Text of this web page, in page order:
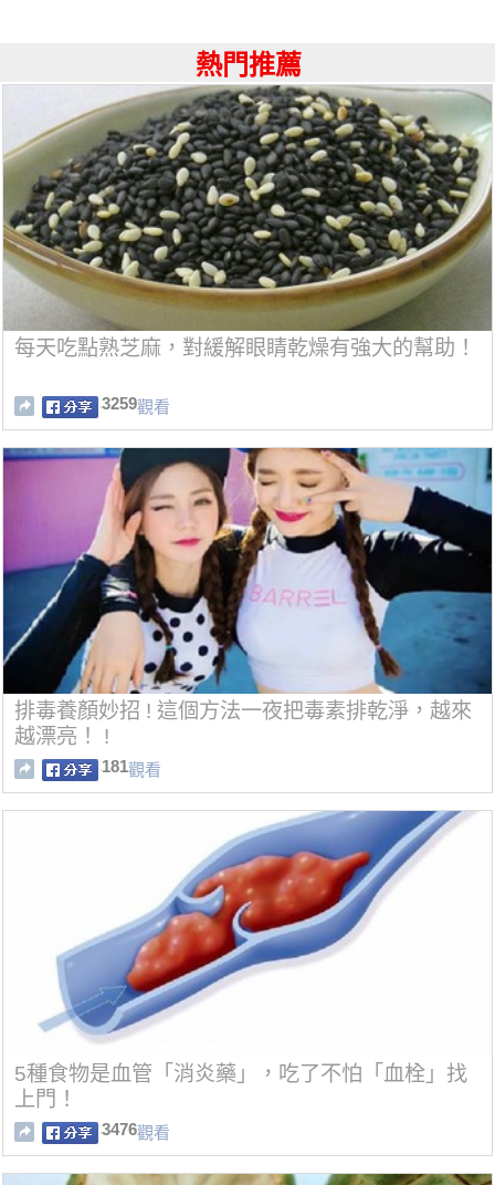
熱門推薦
每天吃點熟芝麻，對緩解眼睛乾燥有強大的幫助！
3259觀看
排毒養顏妙招 ! 這個方法一夜把毒素排乾淨，越來
越漂亮！ !
181觀看
5種食物是血管「消炎藥」，吃了不怕「血栓」找
上門！
3476觀看